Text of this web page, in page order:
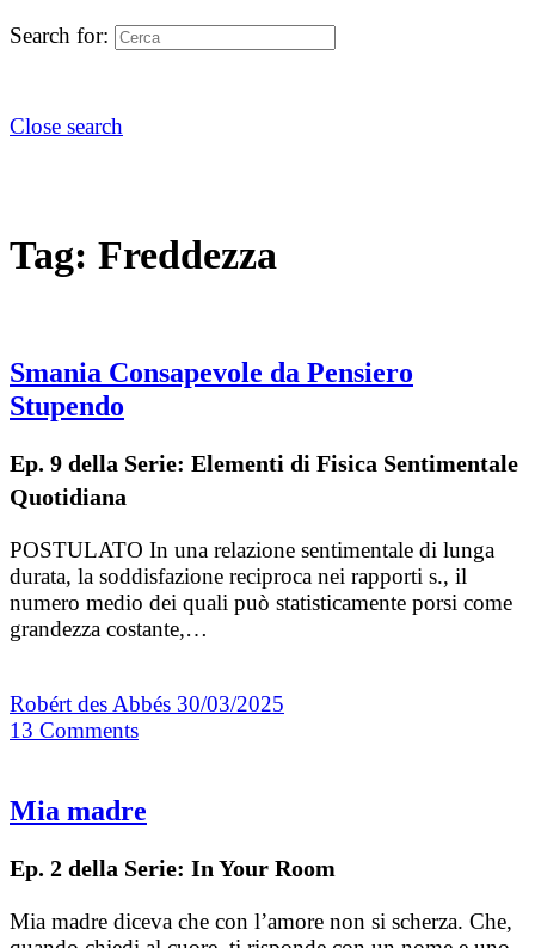
Search for:
Close search
Tag: Freddezza
Smania Consapevole da Pensiero
Stupendo
Ep. 9 della Serie: Elementi di Fisica Sentimentale
Quotidiana
POSTULATO In una relazione sentimentale di lunga
durata, la soddisfazione reciproca nei rapporti s., il
numero medio dei quali può statisticamente porsi come
grandezza costante,…
Robért des Abbés 30/03/2025
13 Comments
Mia madre
Ep. 2 della Serie: In Your Room
Mia madre diceva che con l’amore non si scherza. Che,